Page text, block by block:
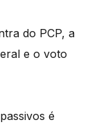
do PCP, a
e o voto
é